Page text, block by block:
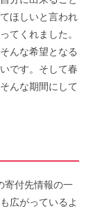
ほしいと言われ
てくれました。
んな希望となる
です。そして春
んな期間にして
寄付先情報の一
広がっているよ